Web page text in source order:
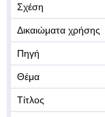
Σχέση
Δικαιώματα χρήσης
Πηγή
Θέμα
Τίτλος